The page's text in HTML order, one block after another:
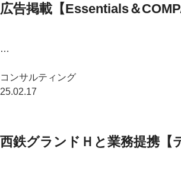
広告掲載【Essentials＆
…
コンサルティング
25.02.17
西鉄グランドＨと業務提携【